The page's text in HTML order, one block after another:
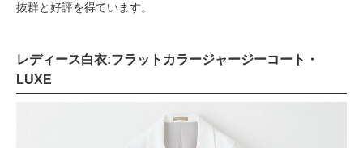
抜群と好評を得ています。
レディース白衣:フラットカラージャージーコート・
LUXE